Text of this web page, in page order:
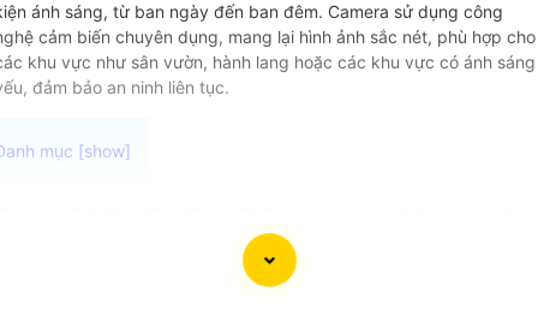
ánh sáng, từ ban ngày đến ban đêm. Camera sử dụng công
cảm biến chuyên dụng, mang lại hình ảnh sắc nét, phù hợp cho
khu vực như sân vườn, hành lang hoặc các khu vực có ánh sáng
đảm bảo an ninh liên tục.
tiệu cự F1.0 và chip cảm biến starlight siêu nhạy sáng
lux đã đưa trải nghiệm quan sát ban đêm lên một